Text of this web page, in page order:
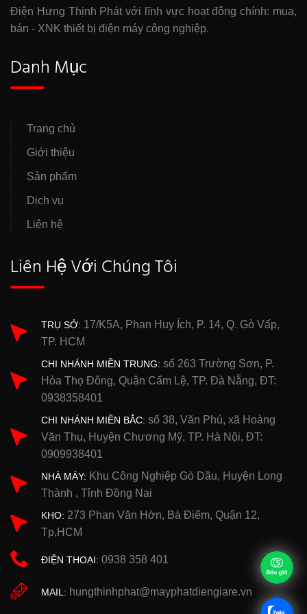
Điện Hưng Thịnh Phát với lĩnh vực hoạt động chính: mua,
bán - XNK thiết bị điện máy công nghiệp.
Danh Mục
Trang chủ
Giới thiệu
Sản phẩm
Dịch vụ
Liên hệ
Liên Hệ Với Chúng Tôi
TRỤ SỞ: 17/K5A, Phan Huy Ích, P. 14, Q. Gò Vấp,
TP. HCM
CHI NHÁNH MIỀN TRUNG: số 263 Trường Sơn, P.
Hòa Thọ Đông, Quận Cẩm Lệ, TP. Đà Nẵng, ĐT:
0938358401
CHI NHÁNH MIỀN BẮC: số 38, Văn Phú, xã Hoàng
Văn Thụ, Huyện Chương Mỹ, TP. Hà Nội, ĐT:
0909938401
NHÀ MÁY: Khu Công Nghiệp Gò Dầu, Huyện Long
Thành , Tỉnh Đồng Nai
KHO: 273 Phan Văn Hớn, Bà Điểm, Quận 12,
Tp,HCM
ĐIỆN THOẠI: 0938 358 401
MAIL: hungthinhphat@mayphatdiengiare.vn